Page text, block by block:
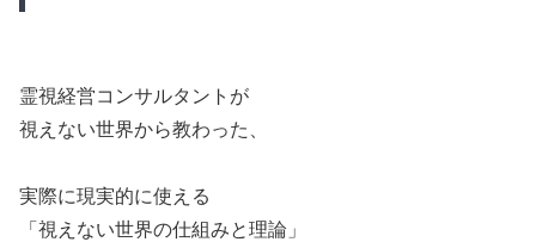
霊視経営コンサルタントが
​視えない世界から教わった、
​実際に現実的に使える
​「視えない世界の仕組みと理論」